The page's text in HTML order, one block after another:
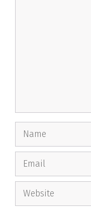
Name
Email
Website